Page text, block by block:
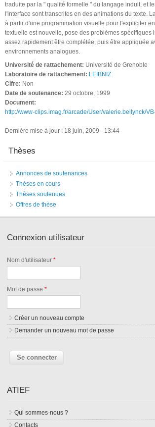
traduite par la " qualité formelle " du langage induit, et
l'interface sont transcrites en des animations du texte.
à partir d'une programmation visuelle pour l'expliciter
textuelle est nouvelle, pose des problèmes spécifiques
assez rapidement être complétée, puis être appliquée
environnements analogues.
Université de rattachement: Université de Grenoble
Laboratoire de rattachement: LEIBNIZ
Cifre: Non
Date de soutenance: 29 octobre, 1999
Document:
http://www-clips.imag.fr/arcade/User/valerie.bellynck/
Dernière mise à jour : 18 juin, 2009 - 13:44
Thèses
Annonces de soutenances
Thèses en cours
Thèses soutenues
Offres de thèse
Connexion utilisateur
Nom d'utilisateur*
Mot de passe*
Créer un nouveau compte
Demander un nouveau mot de passe
ATIEF
Qui sommes-nous ?
Contacts